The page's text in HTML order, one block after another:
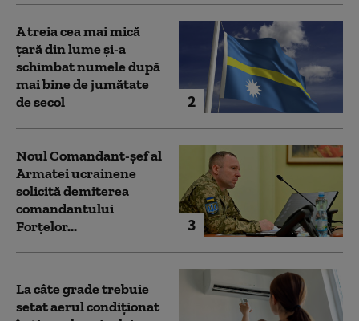
2
A treia cea mai mică
țară din lume și-a
schimbat numele după
mai bine de jumătate
de secol
3
Noul Comandant-șef al
Armatei ucrainene
solicită demiterea
comandantului
Forțelor...
La câte grade trebuie
setat aerul condiționat